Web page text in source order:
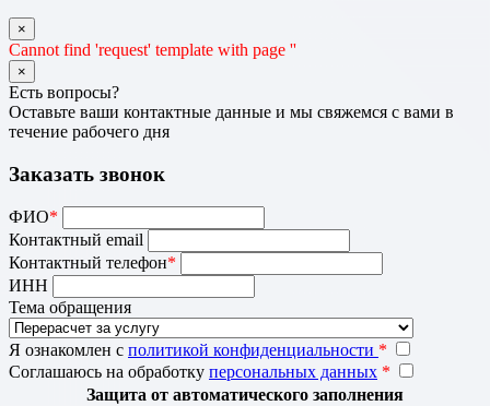
×
Cannot find 'request' template with page ''
×
Есть вопросы?
Оставьте ваши контактные данные и мы свяжемся с вами в
течение рабочего дня
Заказать звонок
ФИО*
Контактный email
Контактный телефон*
ИНН
Тема обращения
Я ознакомлен с политикой конфиденциальности *
Соглашаюсь на обработку персональных данных *
Защита от автоматического заполнения